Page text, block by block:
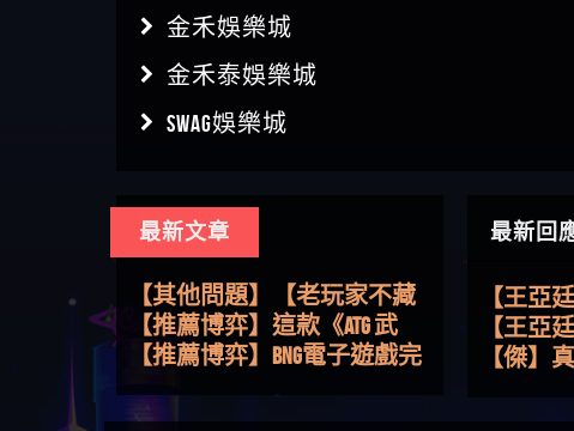
金禾娛樂城
金禾泰娛樂城
SWAG娛樂城
最新文章
【其他問題】用理性數據指
路，開啟你的高回報娛樂之
旅
【其他問題】【老玩家不藏
私】2025 線上老虎機這樣
挑！RTP、波動率和平台安全
【推薦博弈】這款《ATG 武
俠》老虎機真的猛！玩過才
式！
【推薦博弈】BNG電子遊戲完
運玩法、獨家試玩一次看！
玩必看！戰神賽特51,000倍數
【其他問題】「拆解力智投
最新回
【盧鴻
【王亞
皇
【傑】真
【蔡如